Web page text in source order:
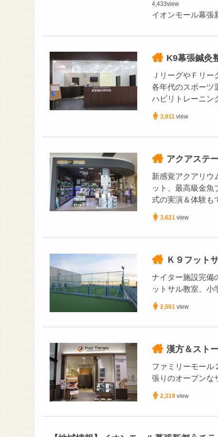
4,433view
イオンモール幕張
K9幕張鍼灸
ＪリーグやＦリ
各年代のスポーツ
ハビリトレーニン
3,911 view
アクアステ
新感覚アクアリウ
ット、最高級金魚
式の実演＆体験も
3,621 view
Ｋ９フット
ナイター施設完備
ットサル教室、小
2,561 view
漢方＆スト
ファミリーモール
張りのオープンな
2,319 view